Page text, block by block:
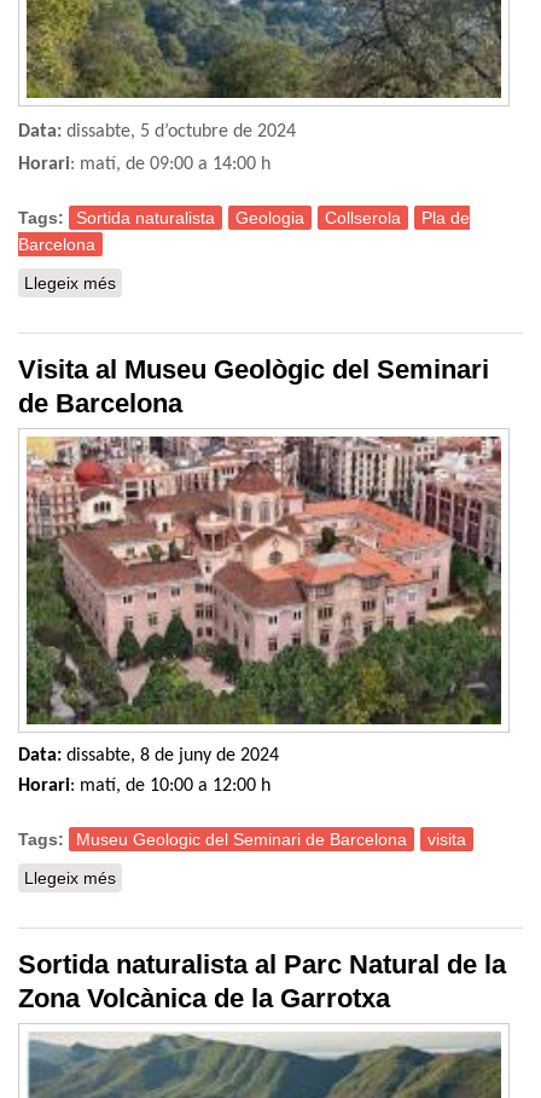
Data: dissabte, 5 d’octubre de 2024
Horari: matí, de 09:00 a 14:00 h
Tags: Sortida naturalista Geologia Collserola
Pla de
Barcelona
Llegeix més
Visita al Museu Geològic del Seminari
de Barcelona
Data: dissabte, 8 de juny de 2024
Horari: matí, de 10:00 a 12:00 h
Tags: Museu Geologic del Seminari de Barcelona
visita
Llegeix més
Sortida naturalista al Parc Natural de la
Zona Volcànica de la Garrotxa